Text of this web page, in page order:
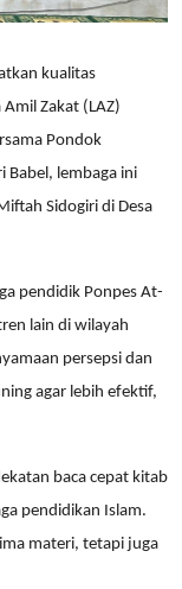
kualitas
Zakat (LAZ)
Pondok
Babel, lembaga ini
Sidogiri di Desa
pendidik Ponpes At-
lain di wilayah
persepsi dan
agar lebih efektif,
baca cepat kitab
pendidikan Islam.
materi, tetapi juga